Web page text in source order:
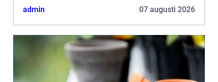
behandlingar som fillers fortsätter &o...
admin 07 augusti 2026